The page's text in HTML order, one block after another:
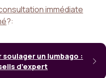
immédiate
?:
un lumbago :
d’expert